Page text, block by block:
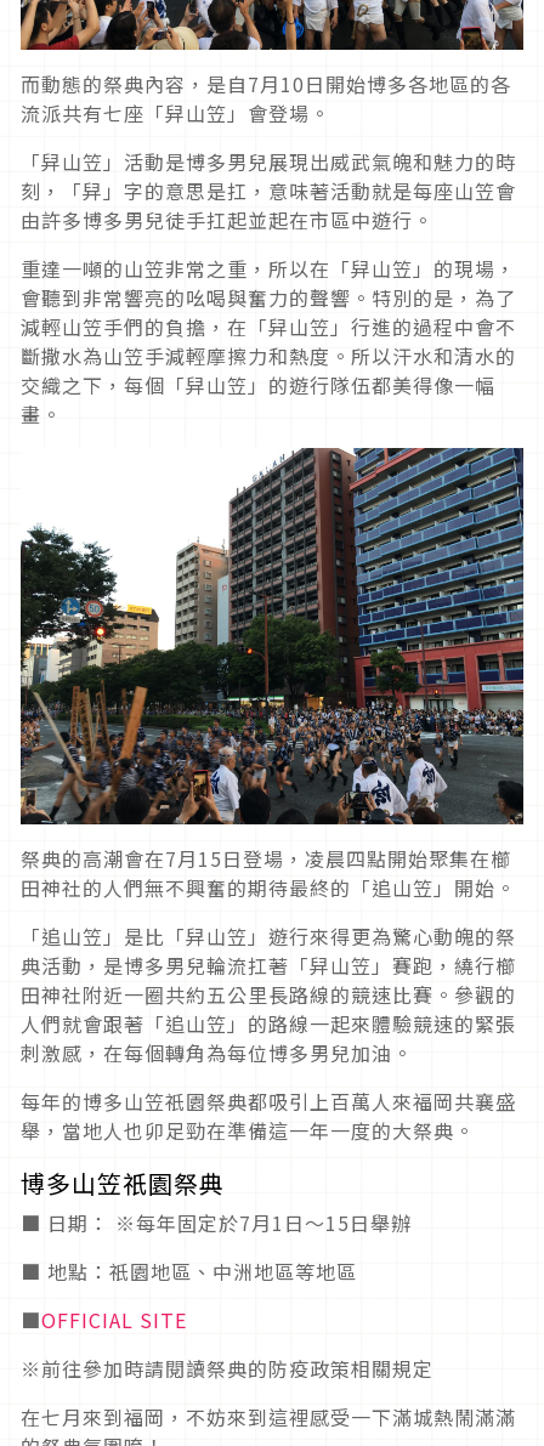
而動態的祭典內容，是自7月10日開始博多各地區的各
流派共有七座「舁山笠」會登場。
「舁山笠」活動是博多男兒展現出威武氣魄和魅力的時
刻，「舁」字的意思是扛，意味著活動就是每座山笠會
由許多博多男兒徒手扛起並起在市區中遊行。
重達一噸的山笠非常之重，所以在「舁山笠」的現場，
會聽到非常響亮的吆喝與奮力的聲響。特別的是，為了
減輕山笠手們的負擔，在「舁山笠」行進的過程中會不
斷撒水為山笠手減輕摩擦力和熱度。所以汗水和清水的
交織之下，每個「舁山笠」的遊行隊伍都美得像一幅
畫。
祭典的高潮會在7月15日登場，凌晨四點開始聚集在櫛
田神社的人們無不興奮的期待最終的「追山笠」開始。
「追山笠」是比「舁山笠」遊行來得更為驚心動魄的祭
典活動，是博多男兒輪流扛著「舁山笠」賽跑，繞行櫛
田神社附近一圈共約五公里長路線的競速比賽。參觀的
人們就會跟著「追山笠」的路線一起來體驗競速的緊張
刺激感，在每個轉角為每位博多男兒加油。
每年的博多山笠祇園祭典都吸引上百萬人來福岡共襄盛
舉，當地人也卯足勁在準備這一年一度的大祭典。
博多山笠祇園祭典
■ 日期： ※每年固定於7月1日～15日舉辦
■ 地點：祇園地區、中洲地區等地區
■OFFICIAL SITE
※前往參加時請閱讀祭典的防疫政策相關規定
在七月來到福岡，不妨來到這裡感受一下滿城熱鬧滿滿